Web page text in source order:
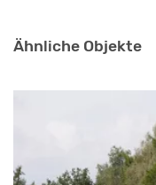
Ähnliche Objekte